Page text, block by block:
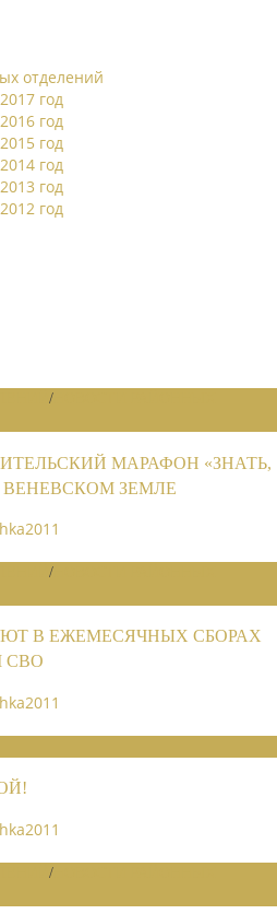
отделений
год
год
год
год
год
год
/
МАРАФОН «ЗНАТЬ,
ВЕНЕВСКОМ ЗЕМЛЕ
/
В ЕЖЕМЕСЯЧНЫХ СБОРАХ
СВО
/